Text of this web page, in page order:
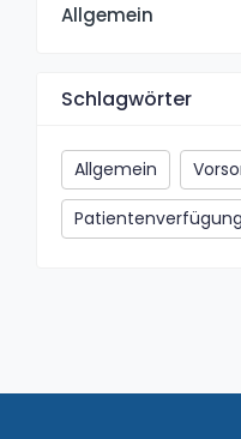
Allgemein
Schlagwörter
Allgemein
Patientenverfügung